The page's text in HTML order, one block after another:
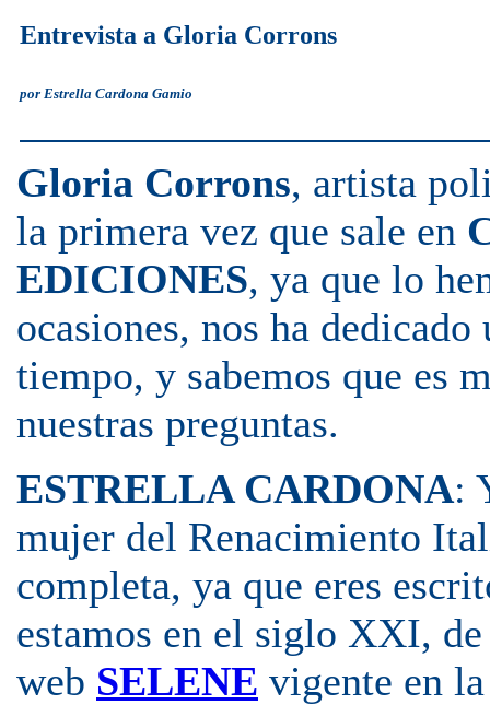
Entrevista a Gloria Corrons
por Estrella Cardona Gamio
Gloria Corrons, artista
la primera vez que sale en
EDICIONES, ya que lo
ocasiones, nos ha
tiempo, y sabemos que es
nuestras preguntas.
ESTRELLA CARDONA:
mujer del Renacimiento
completa, ya que eres
estamos en el siglo XXI,
web SELENE vigente en